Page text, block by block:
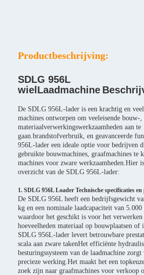
Productbeschrijving:
SDLG 956L
wiel Laadmachine
De SDLG 956L-lader is een krachtig en
machines ontworpen om veeleisende bouw-
materiaalverwerkingswerkzaamheden aan te
gaan.brandstofverbruik, en geavanceerde
956L-lader een ideale optie voor bedrijven
gebruikte bouwmachines, graafmachines te
machines voor zware werkzaamheden.Hier
overzicht van de SDLG 956L-lader:
1. SDLG 956L Loader Technische specificaties en
De SDLG 956L heeft een bedrijfsgewicht
kg en een nominale laadcapaciteit van
waardoor het geschikt is voor het
hoeveelheden materiaal op bouwplaatsen of
SDLG 956L-lader levert betrouwbare
scala aan zware takenHet efficiënte
besturingssysteem van de laadmachine zorgt
precieze werking.Het maakt het een
zoek zijn naar graafmachines voor verkoop